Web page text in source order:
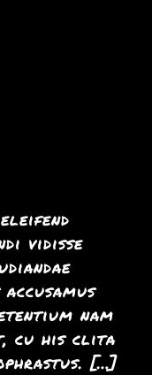
vidisse
nam
cu his clita
[…]